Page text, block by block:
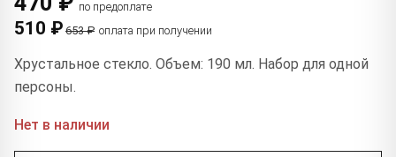
по предоплате
510 ₽ 653 ₽ оплата при получении
Хрустальное стекло. Объем: 190 мл. Набор для одной
персоны.
Нет в наличии